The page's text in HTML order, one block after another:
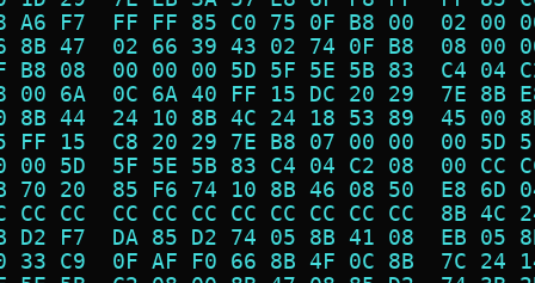
A6 F7  FF FF 85 C0 75 0F B8 00  02
8B 47  02 66 39 43 02 74 0F B8  08
B8 08  00 00 00 5D 5F 5E 5B 83  C4
00 6A  0C 6A 40 FF 15 DC 20 29  7E
8B 44  24 10 8B 4C 24 18 53 89  45
FF 15  C8 20 29 7E B8 07 00 00  00
00 5D  5F 5E 5B 83 C4 04 C2 08  00
70 20  85 F6 74 10 8B 46 08 50  E8
CC CC  CC CC CC CC CC CC CC CC  8B
D2 F7  DA 85 D2 74 05 8B 41 08  EB
33 C9  0F AF F0 66 8B 4F 0C 8B  7C